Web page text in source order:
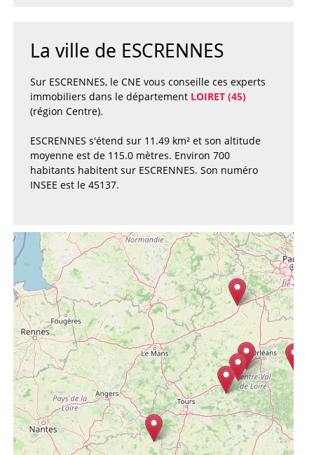
La ville de ESCRENNES
Sur ESCRENNES, le CNE vous conseille ces experts
immobiliers dans le département LOIRET (45)
(région Centre).
ESCRENNES s'étend sur 11.49 km² et son altitude
moyenne est de 115.0 mètres. Environ 700
habitants habitent sur ESCRENNES. Son numéro
INSEE est le 45137.